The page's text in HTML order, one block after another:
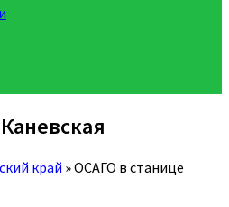
край »ОСАГО в станице